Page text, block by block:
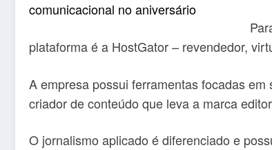
plataforma é a HostGator – revendedor,
A empresa possui ferramentas focadas
criador de conteúdo que leva a marca
O jornalismo aplicado é diferenciado e